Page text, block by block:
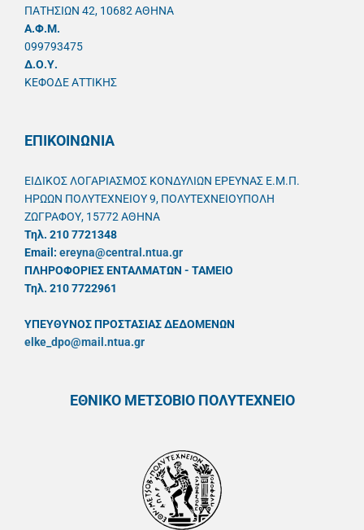
ΠΑΤΗΣΙΩΝ 42, 10682 ΑΘΗΝΑ
A.Φ.Μ.
099793475
Δ.Ο.Υ.
ΚΕΦΟΔΕ ΑΤΤΙΚΗΣ
ΕΠΙΚΟΙΝΩΝΙΑ
ΕΙΔΙΚΟΣ ΛΟΓΑΡΙΑΣΜΟΣ ΚΟΝΔΥΛΙΩΝ ΕΡΕΥΝΑΣ Ε.Μ.Π.
ΗΡΩΩΝ ΠΟΛΥΤΕΧΝΕΙΟΥ 9, ΠΟΛΥΤΕΧΝΕΙΟΥΠΟΛΗ
ΖΩΓΡΑΦΟΥ, 15772 ΑΘΗΝΑ
Τηλ. 210 7721348
Email: ereyna@central.ntua.gr
ΠΛΗΡΟΦΟΡΙΕΣ ΕΝΤΑΛΜΑΤΩΝ - ΤΑΜΕΙΟ
Τηλ. 210 7722961
ΥΠΕΥΘYΝΟΣ ΠΡΟΣΤΑΣΙΑΣ ΔΕΔΟΜΕΝΩΝ
elke_dpo@mail.ntua.gr
ΕΘΝΙΚΟ ΜΕΤΣΟΒΙΟ ΠΟΛΥΤΕΧΝΕΙΟ